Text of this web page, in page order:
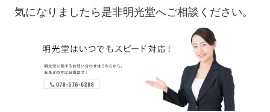
気になりましたら是非明光堂へご相談ください。